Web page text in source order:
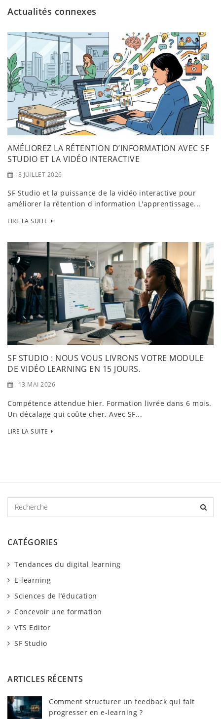
Actualités connexes
AMÉLIOREZ LA RÉTENTION D’INFORMATION AVEC SF
STUDIO ET LA VIDÉO INTERACTIVE
8 JUILLET 2026
SF Studio et la puissance de la vidéo interactive pour
améliorer la rétention d'information L'apprentissage...
LIRE LA SUITE
SF STUDIO : NOUS VOUS LIVRONS VOTRE MODULE
DE VIDÉO LEARNING EN 15 JOURS.
13 MAI 2026
Compétence attendue hier. Formation livrée dans 6 mois.
Un décalage qui coûte cher. Avec SF...
LIRE LA SUITE
e
c
h
CATÉGORIES
Tendances du digital learning
E-learning
Sciences de l’éducation
Concevoir une formation
VTS Editor
SF Studio
ARTICLES RÉCENTS
Comment structurer un feedback qui fait
progresser en e-learning ?